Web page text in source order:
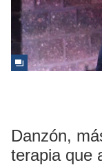
Danzón,
terapia que